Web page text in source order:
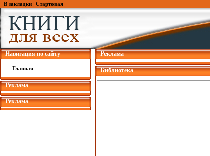
В закладки Стартовая
Навигация по сайту
Главная
Реклама
Реклама
Реклама
Библиотека